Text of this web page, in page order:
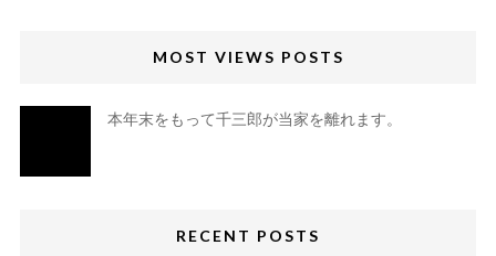
MOST VIEWS POSTS
本年末をもって千三郎が当家を離れます。
RECENT POSTS